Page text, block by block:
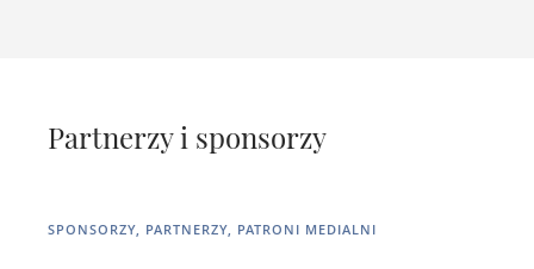
Partnerzy i sponsorzy
SPONSORZY, PARTNERZY, PATRONI MEDIALNI